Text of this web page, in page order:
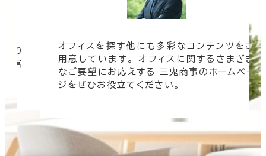
の
豊富
オフィスを探す他にも多彩なコンテンツをご
用意しています。 オフィスに関するさまざま
なご要望にお応えする 三鬼商事のホームペー
ジをぜひお役立てください。